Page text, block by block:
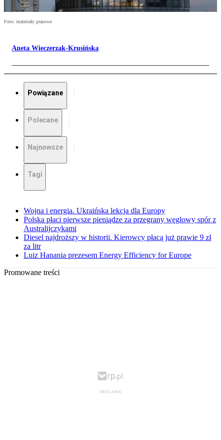
Foto: materiały prasowe
Aneta Wieczerzak-Krusińska
Powiązane
Polecane
Najnowsze
Tagi
Wojna i energia. Ukraińska lekcja dla Europy
Polska płaci pierwsze pieniądze za przegrany węglowy spór z
Australijczykami
Diesel najdroższy w historii. Kierowcy płacą już prawie 9 zł
za litr
Luiz Hanania prezesem Energy Efficiency for Europe
Promowane treści